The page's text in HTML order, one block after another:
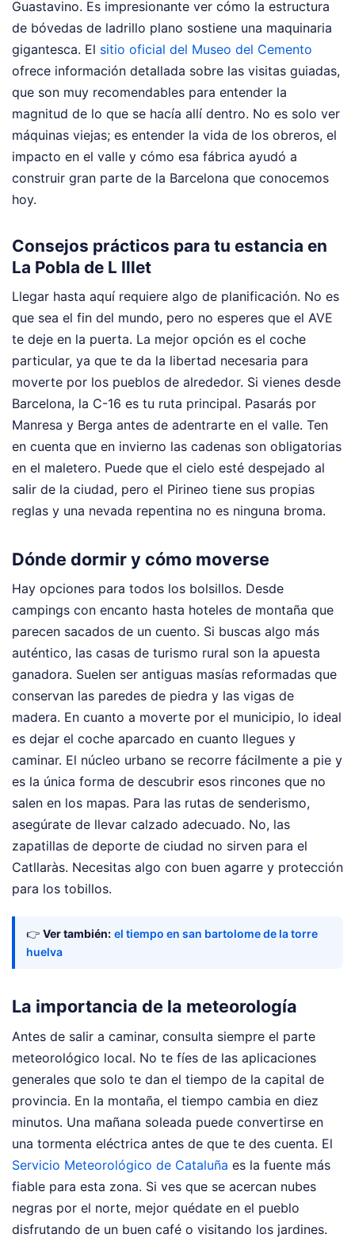
Guastavino. Es impresionante ver cómo la estructura
de bóvedas de ladrillo plano sostiene una maquinaria
gigantesca. El sitio oficial del Museo del Cemento
ofrece información detallada sobre las visitas guiadas,
que son muy recomendables para entender la
magnitud de lo que se hacía allí dentro. No es solo ver
máquinas viejas; es entender la vida de los obreros, el
impacto en el valle y cómo esa fábrica ayudó a
construir gran parte de la Barcelona que conocemos
hoy.
Consejos prácticos para tu estancia en
La Pobla de L Illet
Llegar hasta aquí requiere algo de planificación. No es
que sea el fin del mundo, pero no esperes que el AVE
te deje en la puerta. La mejor opción es el coche
particular, ya que te da la libertad necesaria para
moverte por los pueblos de alrededor. Si vienes desde
Barcelona, la C-16 es tu ruta principal. Pasarás por
Manresa y Berga antes de adentrarte en el valle. Ten
en cuenta que en invierno las cadenas son obligatorias
en el maletero. Puede que el cielo esté despejado al
salir de la ciudad, pero el Pirineo tiene sus propias
reglas y una nevada repentina no es ninguna broma.
Dónde dormir y cómo moverse
Hay opciones para todos los bolsillos. Desde
campings con encanto hasta hoteles de montaña que
parecen sacados de un cuento. Si buscas algo más
auténtico, las casas de turismo rural son la apuesta
ganadora. Suelen ser antiguas masías reformadas que
conservan las paredes de piedra y las vigas de
madera. En cuanto a moverte por el municipio, lo ideal
es dejar el coche aparcado en cuanto llegues y
caminar. El núcleo urbano se recorre fácilmente a pie y
es la única forma de descubrir esos rincones que no
salen en los mapas. Para las rutas de senderismo,
asegúrate de llevar calzado adecuado. No, las
zapatillas de deporte de ciudad no sirven para el
Catllaràs. Necesitas algo con buen agarre y protección
para los tobillos.
👉 Ver también: el tiempo en san bartolome de la torre
huelva
La importancia de la meteorología
Antes de salir a caminar, consulta siempre el parte
meteorológico local. No te fíes de las aplicaciones
generales que solo te dan el tiempo de la capital de
provincia. En la montaña, el tiempo cambia en diez
minutos. Una mañana soleada puede convertirse en
una tormenta eléctrica antes de que te des cuenta. El
Servicio Meteorológico de Cataluña es la fuente más
fiable para esta zona. Si ves que se acercan nubes
negras por el norte, mejor quédate en el pueblo
disfrutando de un buen café o visitando los jardines.